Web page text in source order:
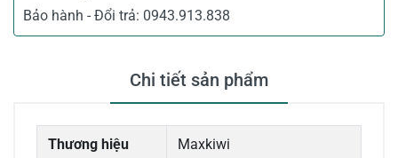
Bảo hành - Đổi trả: 0943.913.838
Chi tiết sản phẩm
Thương hiệu Maxkiwi